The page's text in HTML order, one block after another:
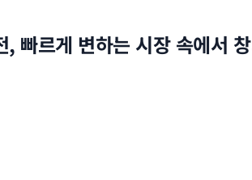
, 빠르게 변하는 시장 속에서